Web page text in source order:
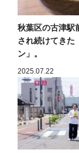
秋葉区の古津駅
され続けてきた
ン」。
2025.07.22